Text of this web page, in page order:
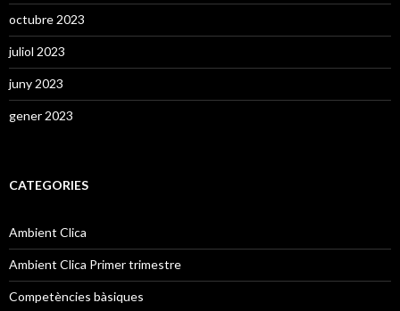
octubre 2023
juliol 2023
juny 2023
gener 2023
CATEGORIES
Ambient Clica
Ambient Clica Primer trimestre
Competències bàsiques